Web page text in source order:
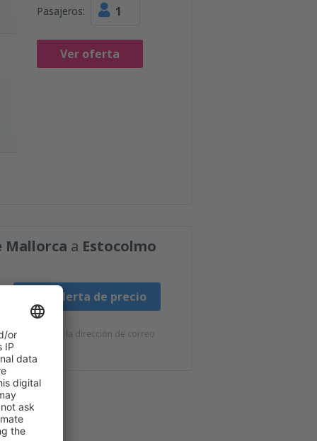
Pasajeros: 1
Ver oferta
Mallorca a Estocolmo
Fijar alerta de precio
eSky.pl S.A. a la dirección de correo